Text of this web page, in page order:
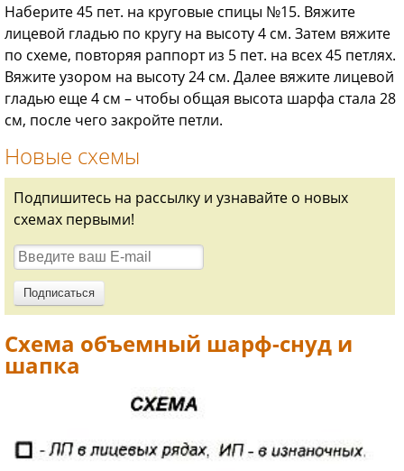
Наберите 45 пет. на круговые спицы №15. Вяжите
лицевой гладью по кругу на высоту 4 см. Затем вяжите
по схеме, повторяя раппорт из 5 пет. на всех 45 петлях.
Вяжите узором на высоту 24 см. Далее вяжите лицевой
гладью еще 4 см – чтобы общая высота шарфа стала 28
см, после чего закройте петли.
Новые схемы
Подпишитесь на рассылку и узнавайте о новых
схемах первыми!
Схема объемный шарф-снуд и
шапка